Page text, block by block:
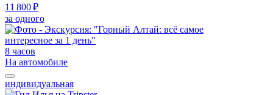
11 800 ₽
за одного
8 часов
На автомобиле
индивидуальная